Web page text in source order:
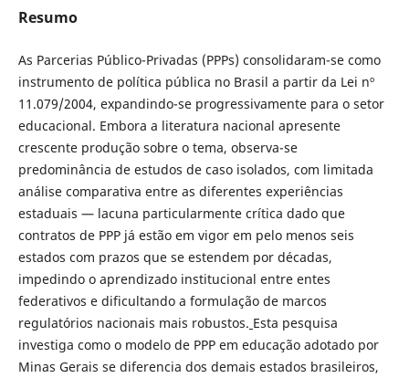
Resumo
As Parcerias Público-Privadas (PPPs) consolidaram-se como
instrumento de política pública no Brasil a partir da Lei nº
11.079/2004, expandindo-se progressivamente para o setor
educacional. Embora a literatura nacional apresente
crescente produção sobre o tema, observa-se
predominância de estudos de caso isolados, com limitada
análise comparativa entre as diferentes experiências
estaduais — lacuna particularmente crítica dado que
contratos de PPP já estão em vigor em pelo menos seis
estados com prazos que se estendem por décadas,
impedindo o aprendizado institucional entre entes
federativos e dificultando a formulação de marcos
regulatórios nacionais mais robustos. Esta pesquisa
investiga como o modelo de PPP em educação adotado por
Minas Gerais se diferencia dos demais estados brasileiros,